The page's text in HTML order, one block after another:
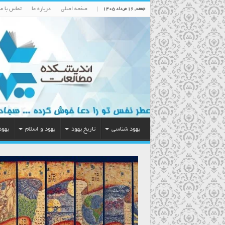
جمعه , ۱۶ مرداد ۱۴۰۵ صفحه اصلی درباره ما تماس با
یهود شناسی تاریخ یهود یهود و اسلام